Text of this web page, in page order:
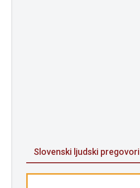
Slovenski ljudski pregovori